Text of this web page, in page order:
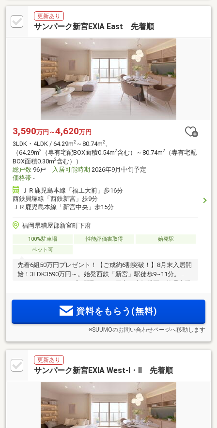
更新あり
サンパーク新宮EXIA East 先着順
3,590万円～4,620万円
3LDK・4LDK / 64.29m2 ～80.74m2
（64.29m2 （専有宅配BOX面積0.54m2含む）～80.74m2
（専有宅配
BOX面積0.30m2含む））
総戸数 96戸 入居可能時期 2026年9月中旬予定
価格帯 -
ＪＲ鹿児島本線「福工大前」歩16分
西鉄貝塚線「西鉄新宮」歩9分
ＪＲ鹿児島本線「新宮中央」歩15分
福岡県糟屋郡新宮町下府
100%駐車場 性能評価書取得
始発駅
ペット可
先着6組50万円プレゼント！【ご成約6割突破！】8月末入居開
始！3LDK3590万円～。始発西鉄「新宮」駅徒歩9~11分。
能。ZEH-M Oriented・エネファーム・住戸前専用宅配ボック
ス・玄関前ゴミ回収サービス。資料をもらう(無料)
※SUUMOのお問い合わせページへ移動します
更新あり
サンパーク新宮EXIA West-I・II 先着順